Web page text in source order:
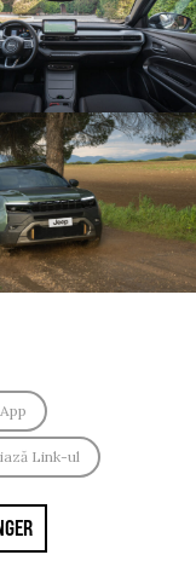
Link-ul